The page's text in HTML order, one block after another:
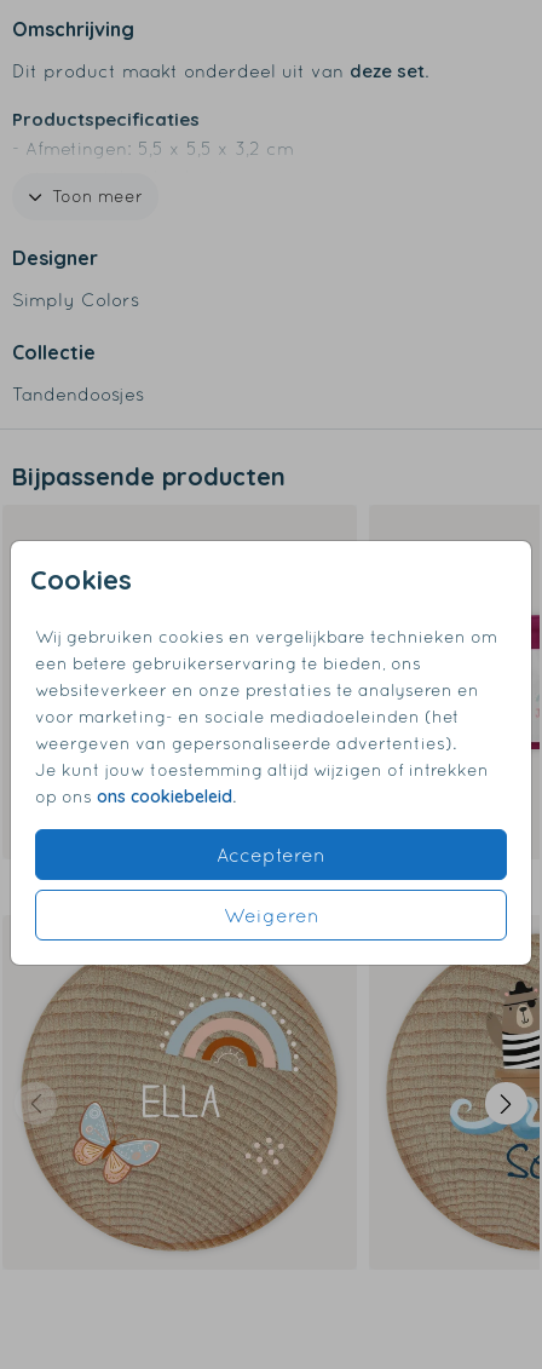
Cookies
Wij gebruiken cookies en vergelijkbare technieken om
een betere gebruikerservaring te bieden, ons
websiteverkeer en onze prestaties te analyseren en
voor marketing- en sociale mediadoeleinden (het
weergeven van gepersonaliseerde advertenties).
Je kunt jouw toestemming altijd wijzigen of intrekken
op ons ons cookiebeleid.
Accepteren
Weigeren
Omschrijving
Dit product maakt onderdeel uit van deze set.
Productspecificaties
- Afmetingen: 5,5 x 5,5 x 3,2 cm
- Rechtstreeks bedrukt op hout
Toon meer
Designer
Simply Colors
Collectie
Tandendoosjes
Bijpassende producten
Dit vind je misschien ook leuk